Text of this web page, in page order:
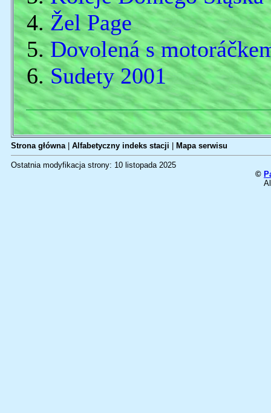
Žel Page
Dovolená s
Sudety 2001
Strona główna| Alfabetyczny indeks stacji Mapa serwisu
Ostatnia modyfikacja strony: 10 listopada 2025
©